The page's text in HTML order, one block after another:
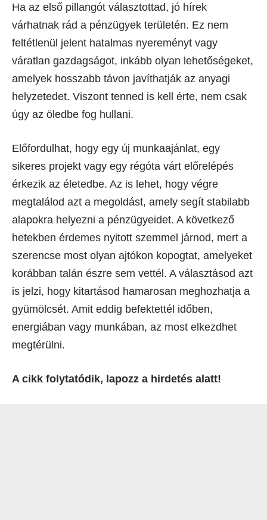
Ha az első pillangót választottad, jó hírek
várhatnak rád a pénzügyek területén. Ez nem
feltétlenül jelent hatalmas nyereményt vagy
váratlan gazdagságot, inkább olyan lehetőségeket,
amelyek hosszabb távon javíthatják az anyagi
helyzetedet. Viszont tenned is kell érte, nem csak
úgy az öledbe fog hullani.
Előfordulhat, hogy egy új munkaajánlat, egy
sikeres projekt vagy egy régóta várt előrelépés
érkezik az életedbe. Az is lehet, hogy végre
megtalálod azt a megoldást, amely segít stabilabb
alapokra helyezni a pénzügyeidet. A következő
hetekben érdemes nyitott szemmel járnod, mert a
szerencse most olyan ajtókon kopogtat, amelyeket
korábban talán észre sem vettél. A választásod azt
is jelzi, hogy kitartásod hamarosan meghozhatja a
gyümölcsét. Amit eddig befektettél időben,
energiában vagy munkában, az most elkezdhet
megtérülni.
A cikk folytatódik, lapozz a hirdetés alatt!